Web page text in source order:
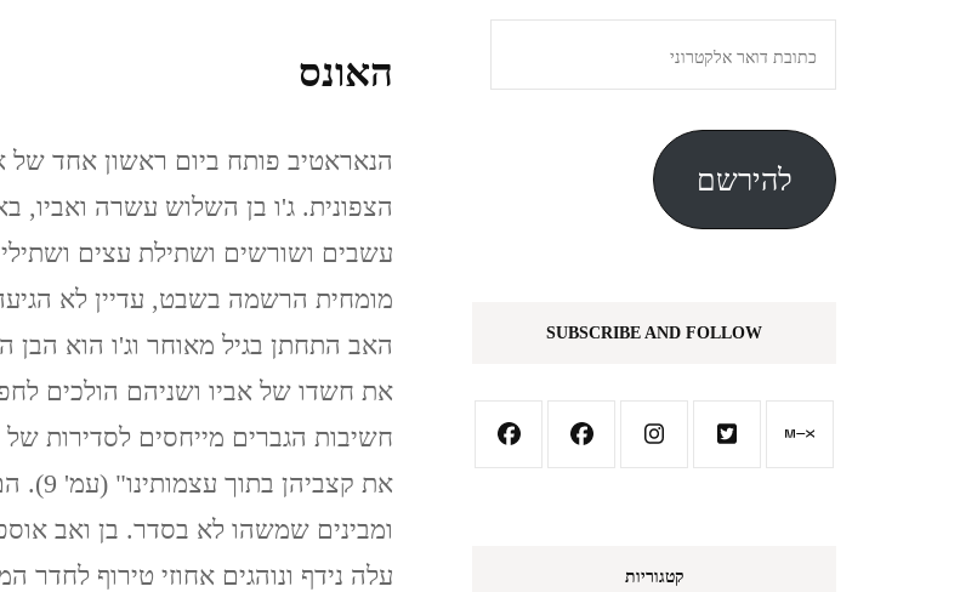
האונס
הצפונית. ג'ו בן השלוש עשרה ואביו,
עשבים ושורשים ושתילת עצים
מומחית הרשמה בשבט, עדיין לא
האב התחתן בגיל מאוחר וג'ו הוא הבן
את חשדו של אביו ושניהם הולכים
חשיבות הגברים מייחסים לסדירות של
את
ומבינים שמשהו לא בסדר. בן ואב
עלה נידף ונוהגים אחוזי טירוף לחדר
דואר
אלקטרוני
להירשם
SUBSCRIBE AND FOLLOW
קטגוריות